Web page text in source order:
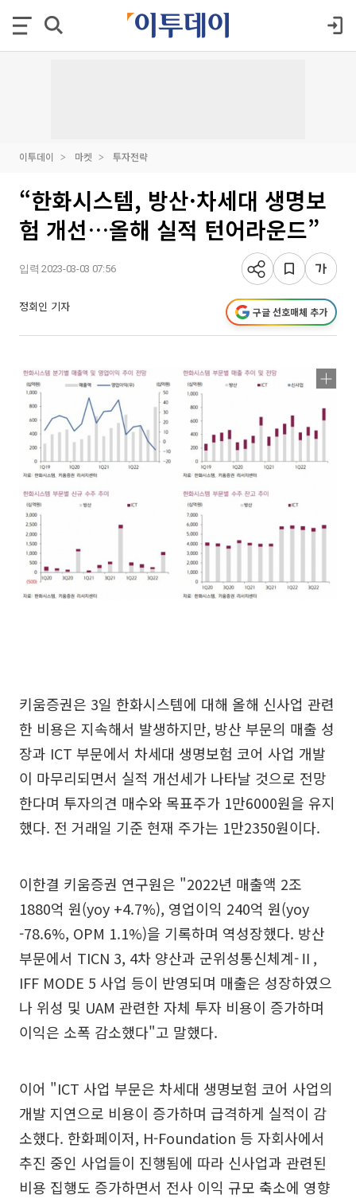
이투데이 마켓 투자전략
“한화시스템, 방산·차세대 생명보
험 개선…올해 실적 턴어라운드”
입력 2023-03-03 07:56
정회인 기자 구글 선호매체 추가
키움증권은 3일 한화시스템에 대해 올해 신사업 관련
한 비용은 지속해서 발생하지만, 방산 부문의 매출 성
장과 ICT 부문에서 차세대 생명보험 코어 사업 개발
이 마무리되면서 실적 개선세가 나타날 것으로 전망
한다며 투자의견 매수와 목표주가 1만6000원을 유지
했다. 전 거래일 기준 현재 주가는 1만2350원이다.
이한결 키움증권 연구원은 "2022년 매출액 2조
1880억 원(yoy +4.7%), 영업이익 240억 원(yoy
-78.6%, OPM 1.1%)을 기록하며 역성장했다. 방산
부문에서 TICN 3, 4차 양산과 군위성통신체계-Ⅱ,
IFF MODE 5 사업 등이 반영되며 매출은 성장하였으
나 위성 및 UAM 관련한 자체 투자 비용이 증가하며
이익은 소폭 감소했다"고 말했다.
이어 "ICT 사업 부문은 차세대 생명보험 코어 사업의
개발 지연으로 비용이 증가하며 급격하게 실적이 감
소했다. 한화페이저, H-Foundation 등 자회사에서
추진 중인 사업들이 진행됨에 따라 신사업과 관련된
비용 집행도 증가하면서 전사 이익 규모 축소에 영향